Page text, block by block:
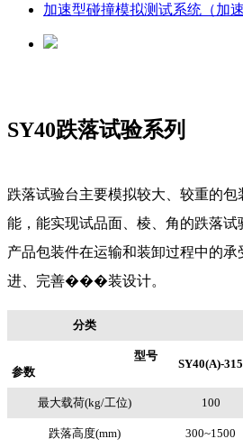
加速型碰撞模拟测试系统（加速
SY40跌落试验系列
跌落试验台主要模拟较大、较重的
能，能实现试品面、棱、角的跌落
产品包装件在运输和装卸过程中的
进、完善���装设计。
分类
型号
参数
SY40(A)-315
最大载荷(kg/工位) 100
跌落高度(mm) 300~1500